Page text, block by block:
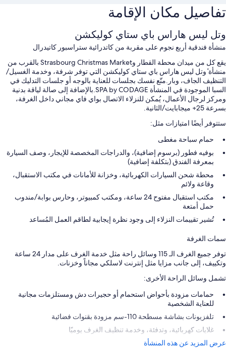
تفاصيل مكان الإقامة
ٔوتل ليس هاراس باي ستاي كوليكشن
منشأة فندقية أربع نجوم على مقربة من كاتدرائية ستراسبور كاتيدرال
يقع كل من ميدان محطة القطار وStrasbourg Christmas Market بالقرب من
منشأة ٔوتل ليس هاراس باي ستاي كوليكشن التي توفر شرفة، وخدمة الغسيل/
التنظيف الجاف، وبار.متّع نفسك بجلسات للعناية بالوجه أو جلسات التدليك في
السبا الموجودة في المنشأة SPA by CODAGE.بالإضافة إلى صالة لياقة بدنية
ومركز لرجال الأعمال، يُمكن للنزلاء الاتصال بواي فاي مجاني داخل الغرفة،
بسرعة 25+ ميجابايت/الثانية.
ستتوفر أيضًا امتيازات مثل:
حمام سباحة مغطى
بوفيه فطور (برسوم إضافية)، والدراجات المخصصة للإيجار، وصف السيارة
بمعرفة الفندق (بتكلفة إضافية)
محطة شحن السيارات الكهربائية، وخزانة للأمانات في مكتب الاستقبال،
وقاعة ولائم
مكتب استقبال مفتوح 24 ساعة، ومكتب كمبيوتر، وحارس بوابة/مندوب
حمل أمتعة
تُشير تقييمات النزلاء إلى وجود نظرة إيجابية لطاقم العمل المُساعد
سمات الغرفة
توفر جميع الغرف الـ 115 وسائل راحة مثل خدمة الغرف على مدار 24 ساعة
وتكييف، إلى جانب مزايا مثل إنترنت لاسلكي مجاناً وخزنات.
تشمل وسائل الراحة الأخرى:
حمامات مزودة بأحواض استحمام أو حجيرات دش ومستلزمات مجانية
للعناية الشخصية
تلفزيونات بشاشة مسطحة 110-سم مزودة بقنوات فضائية
غلايات كهربائية، وتدفئة، وخدمة تنظيف الغرف يوميًا
عرض المزيد عن هذه المنشأة